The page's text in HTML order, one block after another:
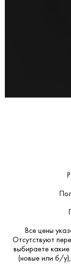
Все цены
Отсутствуют
выбираете какие
(новые или б/